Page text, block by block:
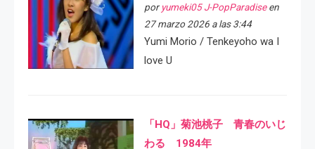
por yumeki05 J-PopParadiseen
27 marzo 2026 a las 3:44
Yumi Morio / Tenkeyoho wa I
love U
「HQ」菊池桃子 青春のいじ
わる 1984年